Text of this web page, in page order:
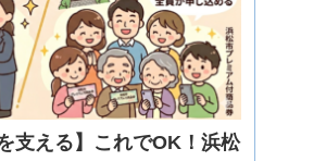
支える】これでOK！浜松